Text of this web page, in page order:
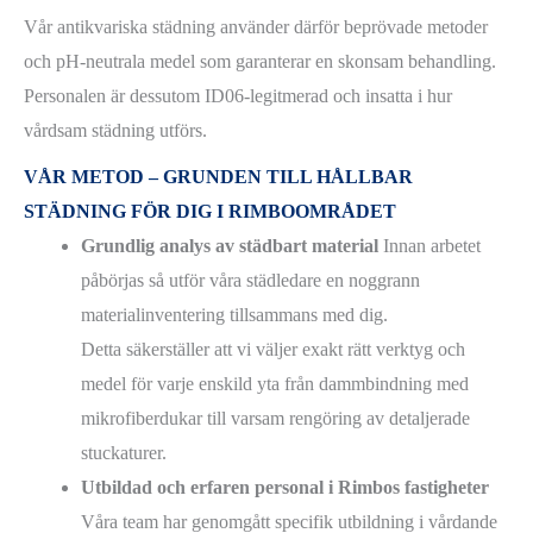
Vår antikvariska städning använder därför beprövade metoder
och pH-neutrala medel som garanterar en skonsam behandling.
Personalen är dessutom ID06-legitmerad och insatta i hur
vårdsam städning utförs.
VÅR METOD – GRUNDEN TILL HÅLLBAR
STÄDNING FÖR DIG I RIMBOOMRÅDET
Grundlig analys av städbart material Innan arbetet
påbörjas så utför våra städledare en noggrann
materialinventering tillsammans med dig.
Detta säkerställer att vi väljer exakt rätt verktyg och
medel för varje enskild yta från dammbindning med
mikrofiberdukar till varsam rengöring av detaljerade
stuckaturer.
Utbildad och erfaren personal i Rimbos fastigheter
Våra team har genomgått specifik utbildning i vårdande